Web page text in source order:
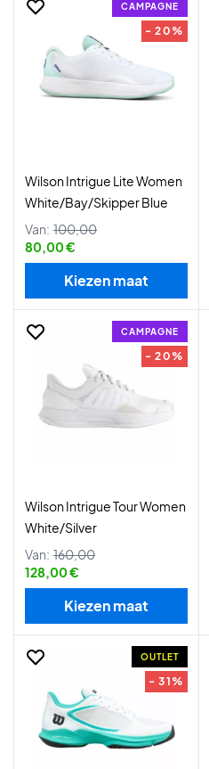
CAMPAGNE
- 20%
Wilson Intrigue Lite Women
White/Bay/Skipper Blue
Van: 100,00
80,00 €
Kiezen maat
CAMPAGNE
- 20%
Wilson Intrigue Tour Women
White/Silver
Van: 160,00
128,00 €
Kiezen maat
OUTLET
- 31%